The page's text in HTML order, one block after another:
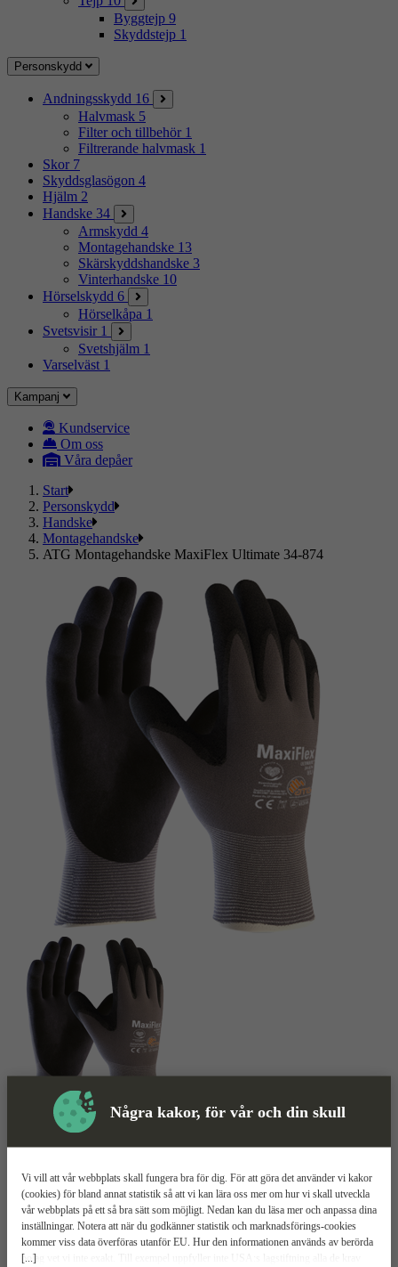
Några kakor, för vår och din skull
[...]
Vi vill att vår webbplats skall fungera bra för dig. För att göra det använder vi kakor
(cookies) för bland annat statistik så att vi kan lära oss mer om hur vi skall utveckla
vår webbplats på ett så bra sätt som möjligt. Nedan kan du läsa mer och anpassa dina
inställningar. Notera att när du godkänner statistik och marknadsförings-cookies
kommer viss data överföras utanför EU. Hur den informationen används av berörda
bolag vet vi inte exakt. Till exempel uppfyller inte USA:s lagstiftning alla de krav
Byggtejp 9
Skyddstejp 1
Personskydd
Andningsskydd 16
Halvmask 5
Filter och tillbehör 1
Filtrerande halvmask 1
Skor 7
Skyddsglasögon 4
Hjälm 2
Handske 34
Armskydd 4
Montagehandske 13
Skärskyddshandske 3
Vinterhandske 10
Hörselskydd 6
Hörselkåpa 1
Svetsvisir 1
Svetshjälm 1
Varselväst 1
Kampanj
Kundservice
Om oss
Våra depåer
Start
Personskydd
Handske
Montagehandske
ATG Montagehandske MaxiFlex Ultimate 34-874
Montagehandske
ATG MaxiFlex Ultimate 34-874
Tunn och tålig
Fri från silikon
Nitrildoppad med stabilt grepp